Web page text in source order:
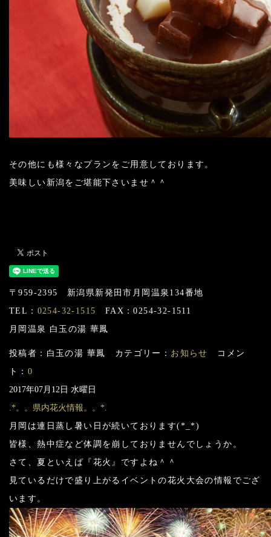
その他にも様々なプランをご用意しております。
美味しい新潟をご堪能下さいませ＾＾
〒959-2395 新潟県新発田市月岡温泉134番地
TEL： 0254-32-1515 FAX：0254-32-1511
月岡温泉 白玉の湯 華鳳
投稿者：白玉の湯 華鳳 カテゴリー： お知らせ
コメン
ト： 0
2017年07月12日 水曜日
.*。。県内花火情報。。*.
月岡は連日蒸し暑い日が続いております(*_*)
皆様、熱中症など体調を崩しておりませんでしょうか。
さて、夏といえば『花火』ですよね＾＾
見ているだけで盛り上がるイベントの花火大会の情報でござ
います。